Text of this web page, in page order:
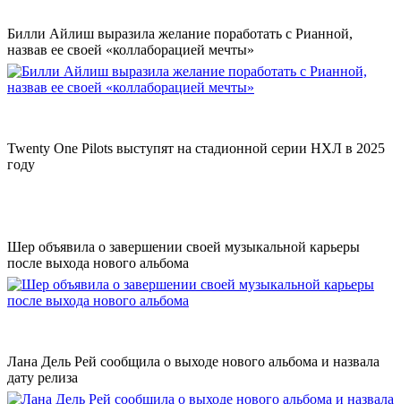
Билли Айлиш выразила желание поработать с Рианной,
назвав ее своей «коллаборацией мечты»
Twenty One Pilots выступят на стадионной серии НХЛ в 2025
году
Шер объявила о завершении своей музыкальной карьеры
после выхода нового альбома
Лана Дель Рей сообщила о выходе нового альбома и назвала
дату релиза